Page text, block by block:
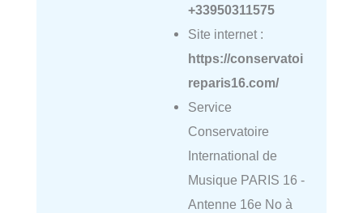
+33950311575
Site internet :
https://conservatoi
reparis16.com/
Service
Conservatoire
International de
Musique PARIS 16 -
Antenne 16e No à